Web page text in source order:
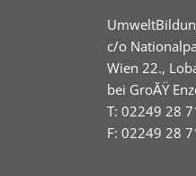
c/o
Wien 22.,
bei GroĂŸ
T: 02249 28
F: 02249 28